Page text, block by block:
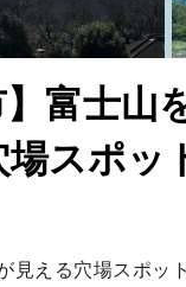
】富士
スポッ
見える穴場スポ